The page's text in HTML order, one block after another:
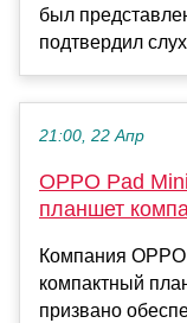
был
подтвердил
21:00, 22 Апр
OPPO Pad
планшет
Компания
компактный
призвано